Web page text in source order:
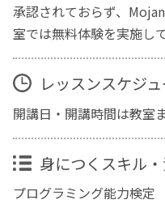
承認されておらず、
室では無料体験を実施し
レッスンスケジ
開講日・開講時間は教室
身につくスキル
プログラミング能力検定